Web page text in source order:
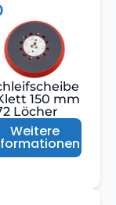
150 mm
Löcher
Weitere